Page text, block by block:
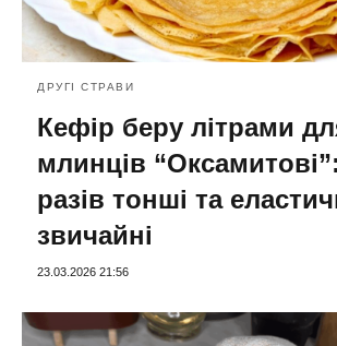
ДРУГІ СТРАВИ
Кефір беру літрами
млинців
разів тонші та
звичайні
23.03.2026 21:56